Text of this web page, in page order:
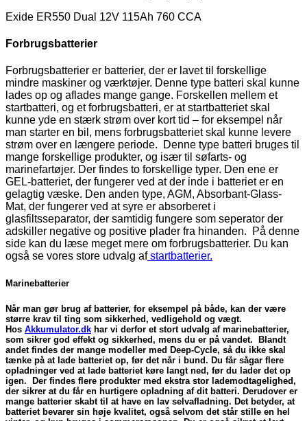
Exide ER550 Dual 12V 115Ah 760 CCA
Forbrugsbatterier
Forbrugsbatterier er batterier, der er lavet til forskellige
mindre maskiner og værktøjer. Denne type batteri skal kunne
lades op og aflades mange gange. Forskellen mellem et
startbatteri, og et forbrugsbatteri, er at startbatteriet skal
kunne yde en stærk strøm over kort tid – for eksempel når
man starter en bil, mens forbrugsbatteriet skal kunne levere
strøm over en længere periode. Denne type batteri bruges til
mange forskellige produkter, og især til søfarts- og
marinefartøjer. Der findes to forskellige typer. Den ene er
GEL-batteriet, der fungerer ved at der inde i batteriet er en
gelagtig væske. Den anden type, AGM, Absorbant-Glass-
Mat, der fungerer ved at syre er absorberet i
glasfiltsseparator, der samtidig fungere som seperator der
adskiller negative og positive plader fra hinanden. På denne
side kan du læse meget mere om forbrugsbatterier. Du kan
også se vores store udvalg afstartbatterier.
Marinebatterier
Når man gør brug af batterier, for eksempel på både, kan der være
større krav til ting som sikkerhed, vedligehold og vægt.
Hos Akkumulator.dk har vi derfor et stort udvalg af marinebatterier,
som sikrer god effekt og sikkerhed, mens du er på vandet. Blandt
andet findes der mange modeller med Deep-Cycle, så du ikke skal
tænke på at lade batteriet op, før det når i bund. Du får sågar flere
opladninger ved at lade batteriet køre langt ned, før du lader det op
igen. Der findes flere produkter med ekstra stor lademodtagelighed,
der sikrer at du får en hurtigere opladning af dit batteri. Derudover er
mange batterier skabt til at have en lav selvafladning. Det betyder, at
batteriet bevarer sin høje kvalitet, også selvom det står stille en hel